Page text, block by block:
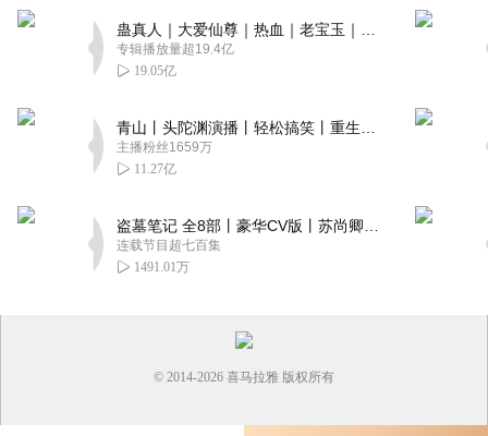
专辑播放量超19.4亿
19.05亿
主播粉丝1659万
11.27亿
连载节目超七百集
1491.01万
© 2014-2026 喜马拉雅 版权所有